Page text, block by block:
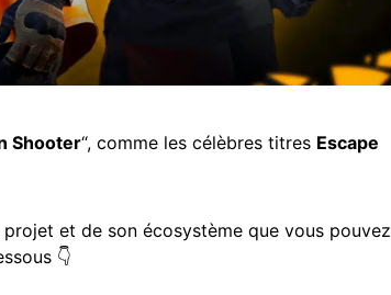
Shooter“, comme les célèbres titres Escape
projet et de son écosystème que vous pouvez
👇